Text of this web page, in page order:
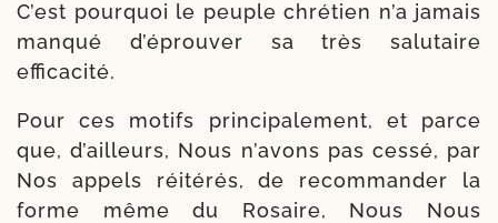
C’est pour­quoi le peuple chré­tien n’a jamais
man­qué d’éprouver sa très salu­taire
efficacité.
Pour ces motifs prin­ci­pa­le­ment, et parce
que, d’ailleurs, Nous n’avons pas ces­sé, par
Nos appels réité­rés, de recom­man­der la
forme même du Rosaire, Nous Nous